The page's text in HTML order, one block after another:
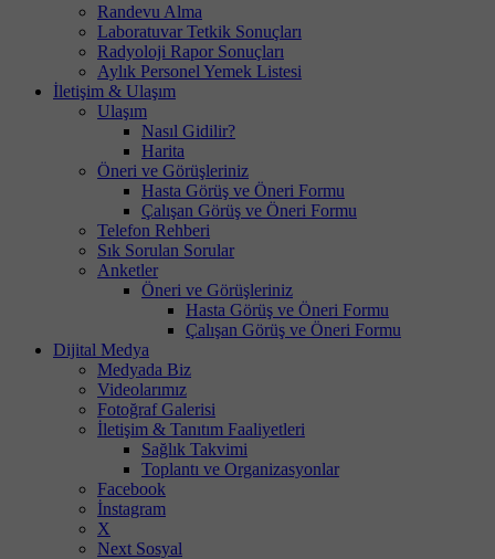
Randevu Alma
Laboratuvar Tetkik Sonuçları
Radyoloji Rapor Sonuçları
Aylık Personel Yemek Listesi
İletişim & Ulaşım
Ulaşım
Nasıl Gidilir?
Harita
Öneri ve Görüşleriniz
Hasta Görüş ve Öneri Formu
Çalışan Görüş ve Öneri Formu
Telefon Rehberi
Sık Sorulan Sorular
Anketler
Öneri ve Görüşleriniz
Hasta Görüş ve Öneri Formu
Çalışan Görüş ve Öneri Formu
Dijital Medya
Medyada Biz
Videolarımız
Fotoğraf Galerisi
İletişim & Tanıtım Faaliyetleri
Sağlık Takvimi
Toplantı ve Organizasyonlar
Facebook
İnstagram
X
Next Sosyal